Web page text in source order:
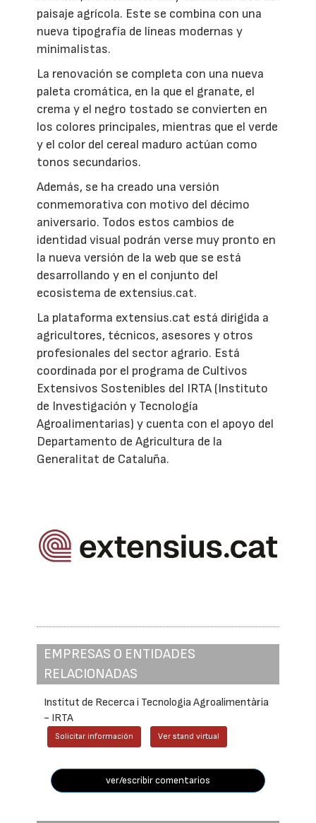
paisaje agrícola. Este se combina con una
nueva tipografía de líneas modernas y
minimalistas.
La renovación se completa con una nueva
paleta cromática, en la que el granate, el
crema y el negro tostado se convierten en
los colores principales, mientras que el verde
y el color del cereal maduro actúan como
tonos secundarios.
Además, se ha creado una versión
conmemorativa con motivo del décimo
aniversario. Todos estos cambios de
identidad visual podrán verse muy pronto en
la nueva versión de la web que se está
desarrollando y en el conjunto del
ecosistema de extensius.cat.
La plataforma extensius.cat está dirigida a
agricultores, técnicos, asesores y otros
profesionales del sector agrario. Está
coordinada por el programa de Cultivos
Extensivos Sostenibles del IRTA (Instituto
de Investigación y Tecnología
Agroalimentarias) y cuenta con el apoyo del
Departamento de Agricultura de la
Generalitat de Cataluña.
EMPRESAS O ENTIDADES
RELACIONADAS
Institut de Recerca i Tecnologia Agroalimentària
- IRTA
Solicitar información Ver stand virtual
ver/escribir comentarios